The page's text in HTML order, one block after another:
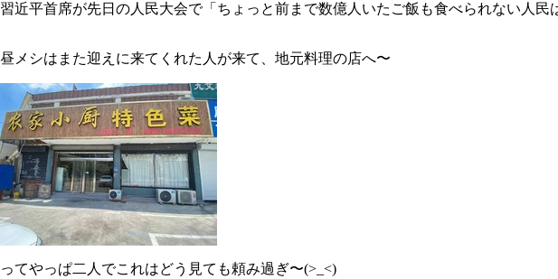
習近平首席が先日の人民大会で「ちょっと前まで数億人いたご飯も食べられない人
昼メシはまた迎えに来てくれた人が来て、地元料理の店へ〜
ってやっぱ二人でこれはどう見ても頼み過ぎ〜(>_<)